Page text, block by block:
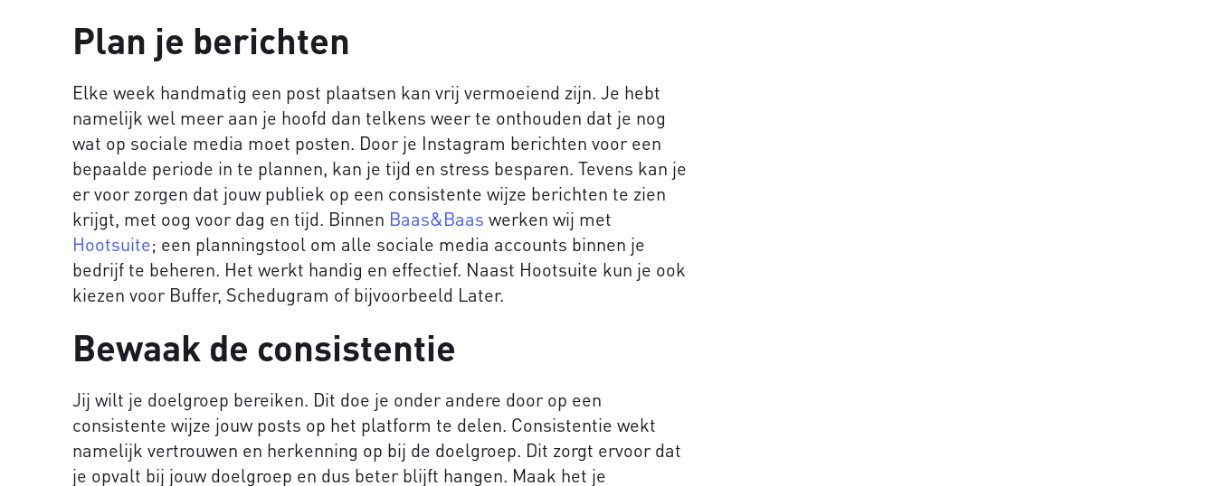
Plan je berichten
Elke week handmatig een post plaatsen kan vrij vermoeiend zijn. Je hebt
namelijk wel meer aan je hoofd dan telkens weer te onthouden dat je nog
wat op sociale media moet posten. Door je Instagram berichten voor een
bepaalde periode in te plannen, kan je tijd en stress besparen. Tevens kan je
er voor zorgen dat jouw publiek op een consistente wijze berichten te zien
krijgt, met oog voor dag en tijd. Binnen Baas&Baas werken wij met
Hootsuite; een planningstool om alle sociale media accounts binnen je
bedrijf te beheren. Het werkt handig en effectief. Naast Hootsuite kun je ook
kiezen voor Buffer, Schedugram of bijvoorbeeld Later.
Bewaak de consistentie
Jij wilt je doelgroep bereiken. Dit doe je onder andere door op een
consistente wijze jouw posts op het platform te delen. Consistentie wekt
namelijk vertrouwen en herkenning op bij de doelgroep. Dit zorgt ervoor dat
je opvalt bij jouw doelgroep en dus beter blijft hangen. Maak het je